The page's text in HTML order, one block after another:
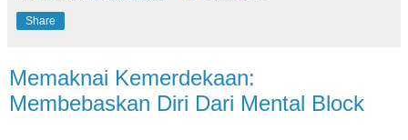
Share
Memaknai Kemerdekaan:
Membebaskan Diri Dari Mental Block